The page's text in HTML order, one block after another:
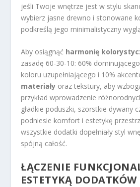
jeśli Twoje wnętrze jest w stylu
wybierz jasne drewno i stonowane
podkreślą jego minimalistyczny
Aby osiągnąć harmonię
zasadę 60-30-10: 60%
koloru uzupełniającego i 10%
materiały oraz tekstury, aby
przykład wprowadzenie
gładkie poduszki, szorstkie dywany
podniesie komfort i estetykę
wszystkie dodatki dopełniały styl
spójną całość.
ŁĄCZENIE
ESTETYKĄ DODATKÓW